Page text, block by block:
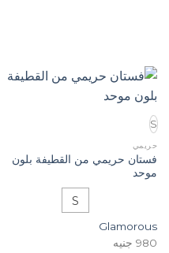
S
حريمي
فستان حريمي من القطيفة بلون
موحد
S
Glamorous
980 جنيه